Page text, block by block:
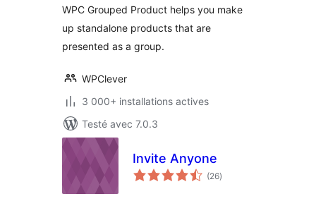
WPC Grouped Product helps you make
up standalone products that are
presented as a group.
WPClever
3 000+ installations actives
Testé avec 7.0.3
Invite Anyone
(26notes
en
)